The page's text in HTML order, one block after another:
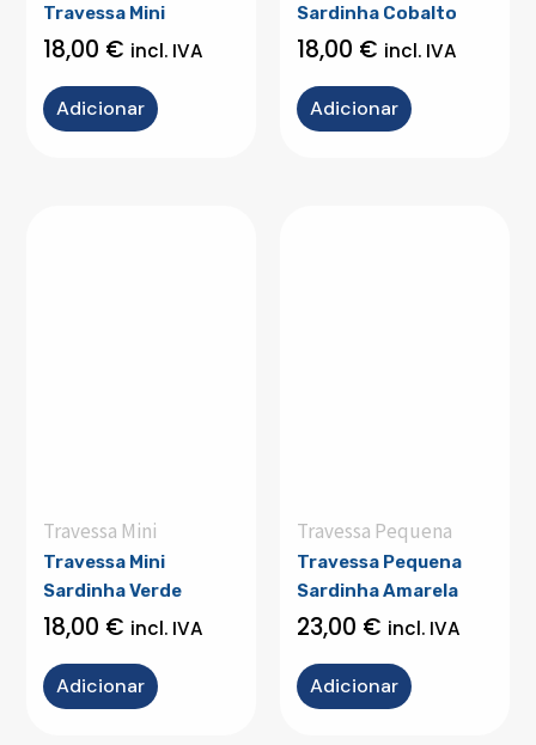
Travessa Mini
18,00 € incl. IVA
Adicionar
Sardinha Cobalto
18,00 € incl. IVA
Adicionar
Travessa Mini
Travessa Mini
Sardinha Verde
18,00 € incl. IVA
Adicionar
Travessa Pequena
Travessa Pequena
Sardinha Amarela
23,00 € incl. IVA
Adicionar